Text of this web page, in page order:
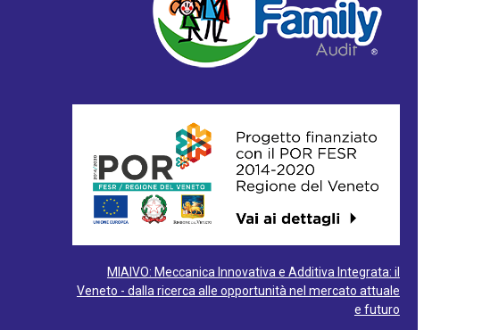
MIAIVO: Meccanica Innovativa e Additiva Integrata: il
Veneto - dalla ricerca alle opportunità nel mercato attuale
e futuro